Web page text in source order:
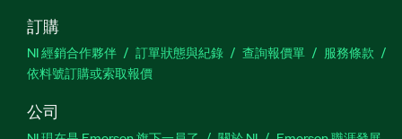
訂購
NI 經銷合作夥伴 訂單狀態與紀錄 查詢報價單
服務條款
依料號訂購或索取報價
公司